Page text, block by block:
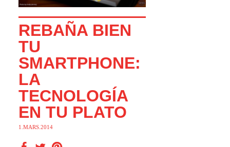
REBAÑA BIEN
TU
SMARTPHONE:
LA
TECNOLOGÍA
EN TU PLATO
1.MARS.2014